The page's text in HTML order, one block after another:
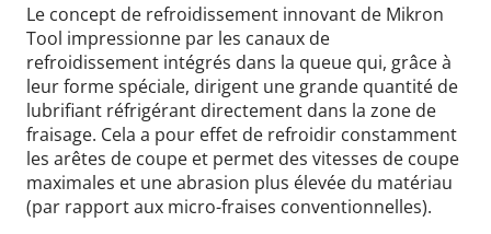
Le concept de refroidissement innovant de Mikron
Tool impressionne par les canaux de
refroidissement intégrés dans la queue qui, grâce à
leur forme spéciale, dirigent une grande quantité de
lubrifiant réfrigérant directement dans la zone de
fraisage. Cela a pour effet de refroidir constamment
les arêtes de coupe et permet des vitesses de coupe
maximales et une abrasion plus élevée du matériau
(par rapport aux micro-fraises conventionnelles).